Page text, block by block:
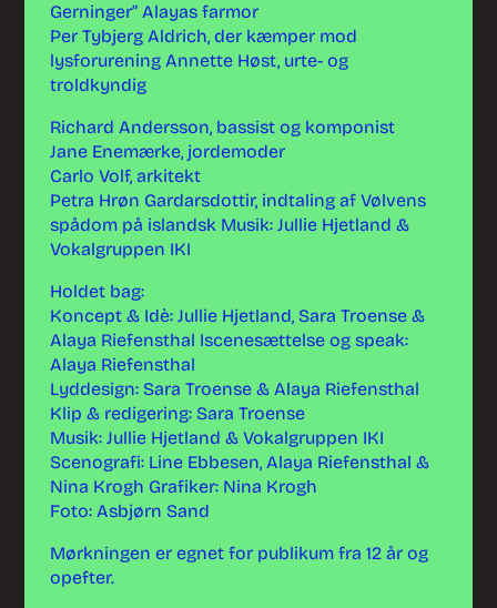
Gerninger” Alayas farmor
Per Tybjerg Aldrich, der kæmper mod
lysforurening Annette Høst, urte- og
troldkyndig
Richard Andersson, bassist og komponist
Jane Enemærke, jordemoder
Carlo Volf, arkitekt
Petra Hrøn Gardarsdottir, indtaling af Vølvens
spådom på islandsk Musik: Jullie Hjetland &
Vokalgruppen IKI
Holdet bag:
Koncept & Idè: Jullie Hjetland, Sara Troense &
Alaya Riefensthal Iscenesættelse og speak:
Alaya Riefensthal
Lyddesign: Sara Troense & Alaya Riefensthal
Klip & redigering: Sara Troense
Musik: Jullie Hjetland & Vokalgruppen IKI
Scenografi: Line Ebbesen, Alaya Riefensthal &
Nina Krogh Grafiker: Nina Krogh
Foto: Asbjørn Sand
Mørkningen er egnet for publikum fra 12 år og
opefter.